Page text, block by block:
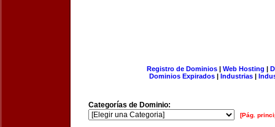
Registro de Dominios| Web Hosting |
Dominios Expirados | Industrias |
Categorías de Dominio:
[Pág.